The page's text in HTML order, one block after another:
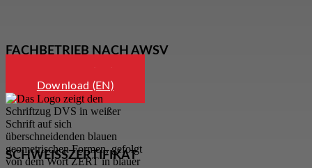
FACHBETRIEB NACH AWSV
Download (EN)
SCHWEISSZERTIFIKAT